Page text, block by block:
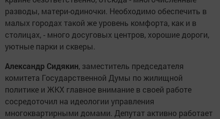
разводы, матери-одиночки. Необходимо обеспечить в
малых городах такой же уровень комфорта, как и в
столицах, - много досуговых центров, хорошие дороги,
уютные парки и скверы.
Александр Сидякин, заместитель председателя
комитета Государственной Думы по жилищной
политике и ЖКХ главное внимание в своей работе
сосредоточил на идеологии управления
многоквартирными домами. Депутат активно работает